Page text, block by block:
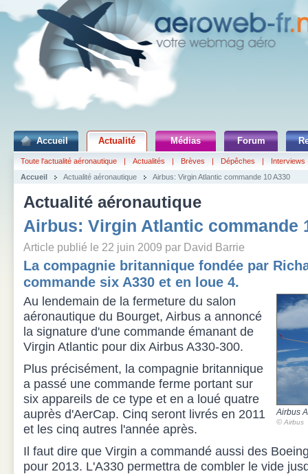
Accueil Actualité Médias Forum
Toute l'actualité aéronautique | Actualités | Brèves | Dépêches |
Interviews
Accueil
Actualité aéronautique Airbus: Virgin Atlantic commande 10 A330
Actualité aéronautique
Airbus: Virgin Atlantic commande
Article publié le 22 juin 2009 par David Barrie
La compagnie britannique fondée par
commande six A330 et en loue 4.
Airbus
© Airbus
Au lendemain de la fermeture du salon
aéronautique du Bourget, Airbus a annoncé
la signature d'une commande émanant de
Virgin Atlantic pour dix Airbus A330-300.
Plus précisément, la compagnie britannique
a passé une commande ferme portant sur
six appareils de ce type et en a loué quatre
auprès d'AerCap. Cinq seront livrés en 2011
et les cinq autres l'année après.
Il faut dire que Virgin a commandé aussi des
pour 2013. L'A330 permettra de combler le vide